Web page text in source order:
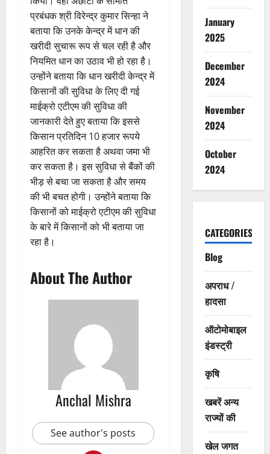
प्रबंधक श्री विरेन्द्र कुमार सिन्हा ने
बताया कि उनके केन्द्र में धान की
खरीदी सुचारू रूप से चल रही है और
नियमित धान का उठाव भी हो रहा है।
उन्होंने बताया कि धान खरीदी केन्द्र में
किसानों की सुविधा के लिए दी गई
माईक्रो एटीएम की सुविधा की
जानकारी देते हुए बताया कि इससे
किसान प्रतिदिन 10 हजार रूपये
आहरित कर सकता है अथवा जमा भी
कर सकता है। इस सुविधा से बैंकों की
भीड़ से बचा जा सकता है और समय
की भी बचत होगी। उन्होंने बताया कि
किसानों को माईक्रो एटीएम की सुविधा
के बारे में किसानों को भी बताया जा
रहा है।
About The Author
Anchal Mishra
See author's posts
January
2025
December
2024
November
2024
October
2024
CATEGORIES
Blog
अपराध /
हादसा
ऑटोमोबाइल
इंडस्ट्री
कृषि
खबरें अन्य
राज्यों की
खेल जगत